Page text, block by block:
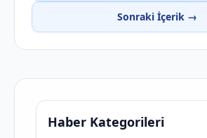
Sonraki İçerik →
Haber Kategorileri